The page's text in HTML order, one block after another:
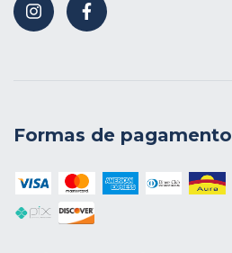
Formas de pagamento